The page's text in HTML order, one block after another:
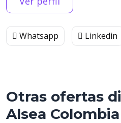
Whatsapp Linkedin
Otras ofertas
Alsea Colombia